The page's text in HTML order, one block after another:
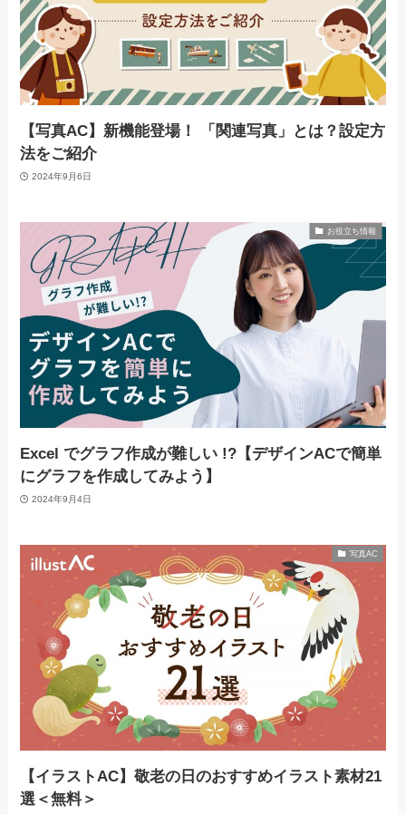
【写真AC】新機能登場！ 「関連写真」とは？設定方
法をご紹介
2024年9月6日
お役立ち情報
Excel でグラフ作成が難しい !?【デザインACで簡単
にグラフを作成してみよう】
2024年9月4日
写真AC
【イラストAC】敬老の日のおすすめイラスト素材21
選＜無料＞